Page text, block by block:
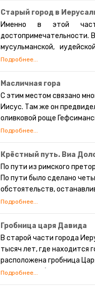
Старый город в
Именно в этой
достопримечательности.
мусульманской,
которых проживают
живут они обособленно. В
экскурсий. Каждый может
просто прогулявшись
сохранившаяся
Масличная гора
С этим местом связано
Иисус. Там же он
оливковой роще
его апостолов – Иуды.
тогда начнётся
иудейское кладбище, где
сейчас там хоронят
Крёстный путь. Виа
По пути из римского
По пути было сделано
обстоятельств,
станциями. На месте
Крестному пути, можно
Иисусу. ( В программе
Гробница царя Давида
В старой части города
тысяч лет, где находится
расположена гробница
Завета. Он объединил